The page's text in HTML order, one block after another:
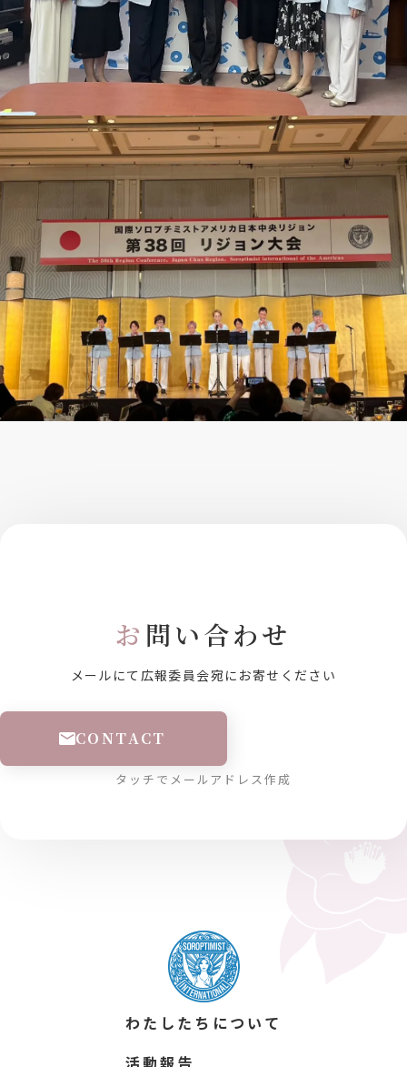
お 問い合わせ
メールにて広報委員会宛にお寄せください
CONTACT
タッチでメールアドレス作成
わたしたちについて